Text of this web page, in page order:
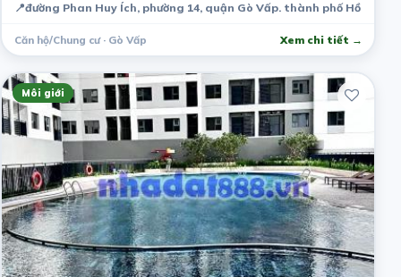
📍đường Phan Huy Ích, phường 14, quận Gò Vấp. thành phố Hồ Chí
Căn hộ/Chung cư · Gò Vấp Xem chi tiết →
Môi giới